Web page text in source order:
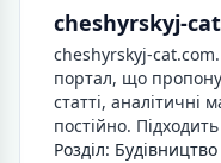
cheshyrskyj-
cheshyrskyj-
портал, що
статті, аналітичні
постійно.
Розділ: Будівництво